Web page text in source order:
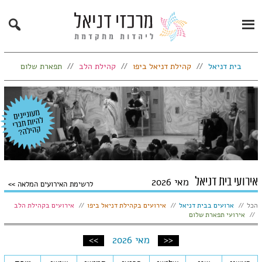
Primary
Menu
Search
בית דניאל קהילת דניאל ביפו קהילת הלב תפארת שלום
אירועי בית דניאל מאי 2026 לרשימת האירועים המלאה
הצג:
הכל ארועים בבית דניאל אירועים בקהילת דניאל ביפו
אירועים בקהילת הלב
אירועי תפארת שלום
חודש
קודם
<< מאי 2026
חודש
הבא
>>